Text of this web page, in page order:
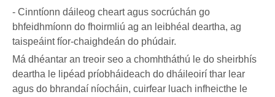
- Cinntíonn dáileog cheart agus socrúchán go
bhfeidhmíonn do fhoirmliú ag an leibhéal deartha, ag
taispeáint fíor-chaighdeán do phúdair.
Má dhéantar an treoir seo a chomhtháthú le do sheirbhís
deartha le lipéad príobháideach do dháileoirí thar lear
agus do bhrandaí níocháin, cuirfear luach infheicthe le